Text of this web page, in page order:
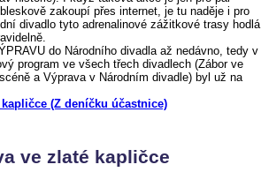
zakoupí přes internet, je tu naděje i pro
divadlo tyto adrenalinové zážitkové trasy hodlá
do Národního divadla až nedávno, tedy v
program ve všech třech divadlech (Zábor ve
a Výprava v Národním divadle) byl už na
(Z deníčku účastnice)
ve zlaté kapličce